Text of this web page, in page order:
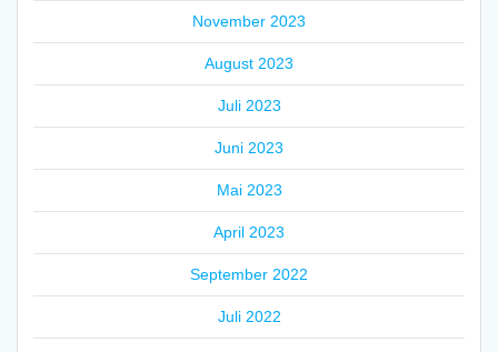
November 2023
August 2023
Juli 2023
Juni 2023
Mai 2023
April 2023
September 2022
Juli 2022